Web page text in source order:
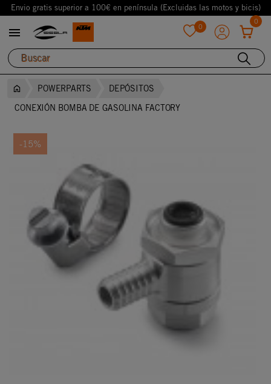
Envio gratis superior a 100€ en península (Excluidas las motos y bicis)
 0
0
POWERPARTS
DEPÓSITOS
CONEXIÓN BOMBA DE GASOLINA FACTORY
-15%